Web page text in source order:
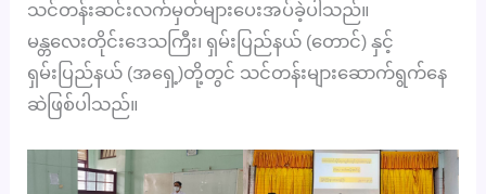
သင်တန်းဆင်းလက်မှတ်များပေးအပ်ခဲ့ပါသည်။
မန္တလေးတိုင်းဒေသကြီး၊ ရှမ်းပြည်နယ် (တောင်) နှင့်
ရှမ်းပြည်နယ် (အရှေ့)တို့တွင် သင်တန်းများဆောက်ရွက်နေ
ဆဲဖြစ်ပါသည်။